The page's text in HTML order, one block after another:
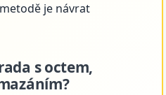
je návrat
s octem,